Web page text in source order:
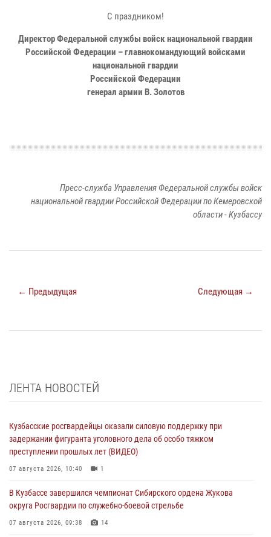
С праздником!
Директор Федеральной службы войск национальной гвардии
Российской Федерации – главнокомандующий войсками
национальной гвардии
Российской Федерации
генерал армии В. Золотов
Пресс-служба Управления Федеральной службы войск
национальной гвардии Российской Федерации по Кемеровской
области - Кузбассу
← Предыдущая Следующая →
ЛЕНТА НОВОСТЕЙ
Кузбасские росгвардейцы оказали силовую поддержку при
задержании фигуранта уголовного дела об особо тяжком
преступлении прошлых лет (ВИДЕО)
07 августа 2026, 10:40 1
В Кузбассе завершился чемпионат Сибирского ордена Жукова
округа Росгвардии по служебно-боевой стрельбе
07 августа 2026, 09:38 14